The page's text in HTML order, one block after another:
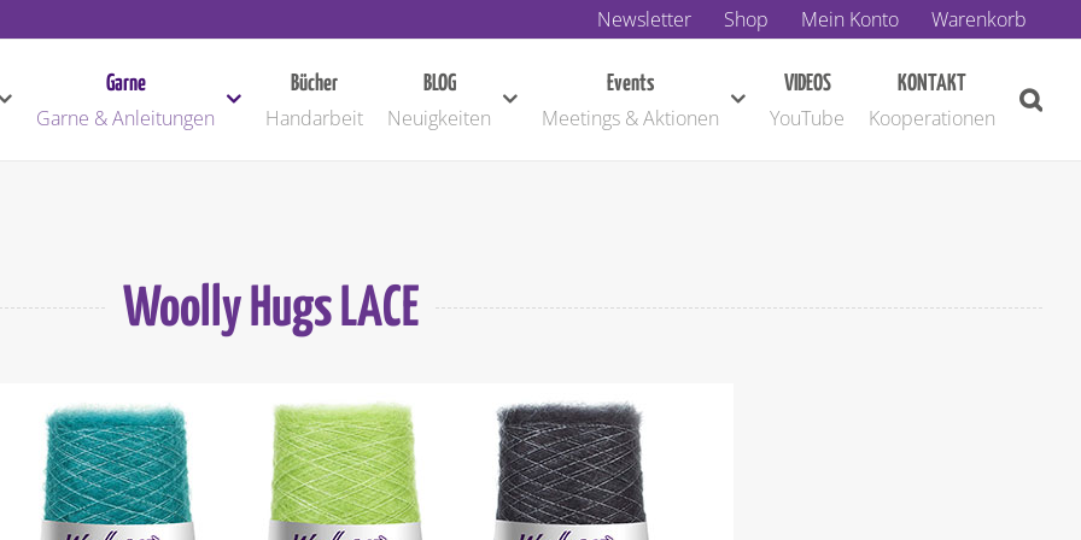
Newsletter Shop Mein Konto Warenkorb
Garne
Garne & Anleitungen
Bücher
Handarbeit
BLOG
Neuigkeiten
Events
Meetings & Aktionen
VIDEOS
YouTube
KONTAKT
Kooperationen
Woolly Hugs LACE